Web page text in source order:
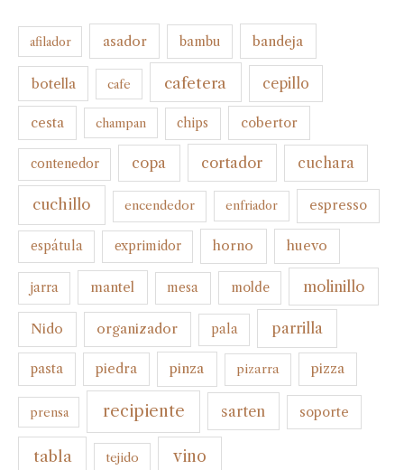
afilador asador bambu bandeja
botella cafe cafetera cepillo
cesta champan chips cobertor
contenedor copa cortador cuchara
cuchillo encendedor enfriador espresso
espátula exprimidor horno huevo
jarra mantel mesa molde molinillo
Nido organizador pala parrilla
pasta piedra pinza pizarra pizza
prensa recipiente sarten soporte
tabla tejido vino